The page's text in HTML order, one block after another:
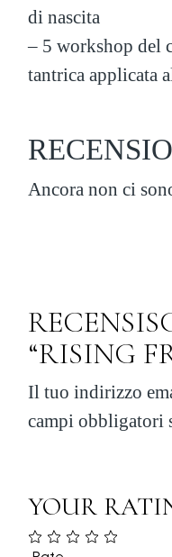
di nascita
– 5 workshop del
tantrica applicata
Ancora non ci
“RISING
Il tuo indirizzo
campi obbligatori
YOUR